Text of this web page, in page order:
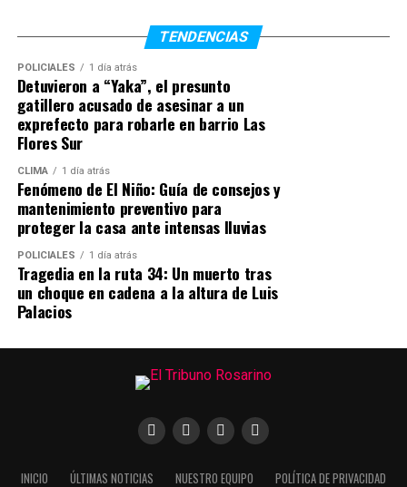
había recorrido distintos países de Asia y Oceanía.
TENDENCIAS
POLICIALES 1 día atrás
Detuvieron a “Yaka”, el presunto
gatillero acusado de asesinar a un
exprefecto para robarle en barrio Las
Flores Sur
CLIMA 1 día atrás
Fenómeno de El Niño: Guía de consejos y
mantenimiento preventivo para
proteger la casa ante intensas lluvias
POLICIALES 1 día atrás
Tragedia en la ruta 34: Un muerto tras
un choque en cadena a la altura de Luis
Palacios
INICIO ÚLTIMAS NOTICIAS NUESTRO EQUIPO POLÍTICA DE PRIVACIDAD